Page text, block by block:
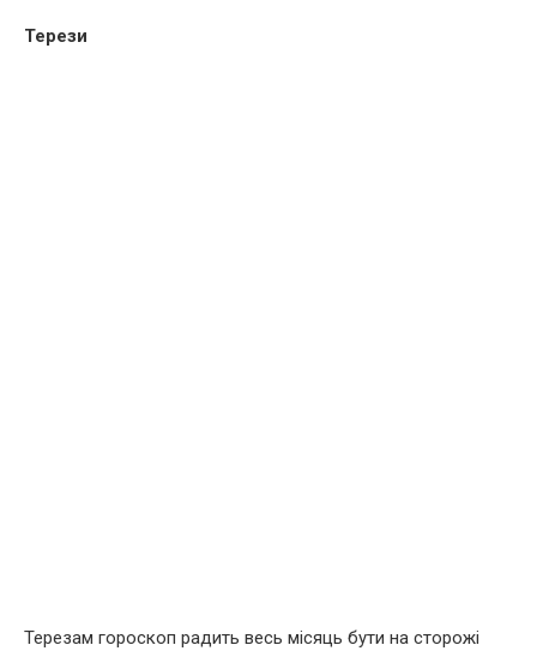
Терези
Терезам гороскоп радить весь місяць бути на сторожі